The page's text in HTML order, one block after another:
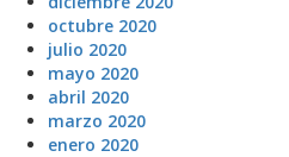
octubre 2020
julio 2020
mayo 2020
abril 2020
marzo 2020
enero 2020